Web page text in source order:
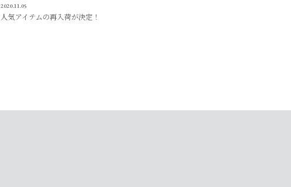
2020.11.05
人気アイテムの再入荷が決定！